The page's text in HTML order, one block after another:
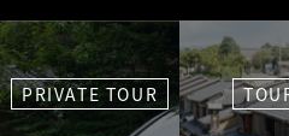
PRIVATE TOUR